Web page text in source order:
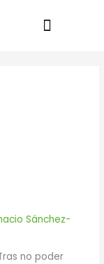
Sánchez-
no poder